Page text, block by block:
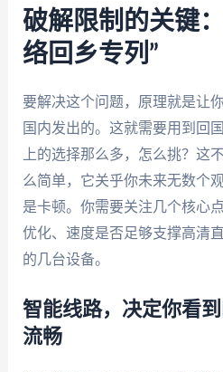
破解限制的关键
络回乡专列”
要解决这个问题，原理就是让
国内发出的。这就需要用到回
上的选择那么多，怎么挑？这
么简单，它关乎你未来无数个
是卡顿。你需要关注几个核心
优化、速度是否足够支撑高清
的几台设备。
智能线路，决定你看
流畅